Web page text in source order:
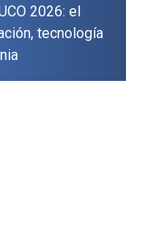
2026: el
tecnología